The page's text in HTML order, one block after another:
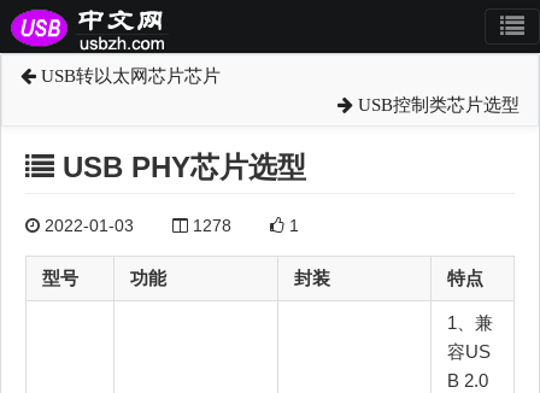
USB转以太网芯片芯片
USB控制类芯片选型
USB PHY芯片选型
2022-01-03 1278 1
型号 功能 封装 特点
1、兼
容US
B 2.0